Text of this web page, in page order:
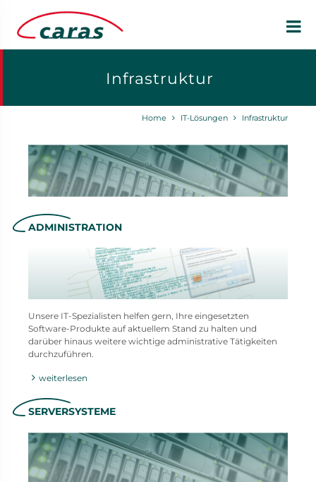
Infrastruktur
Home IT-Lösungen Infrastruktur
ADMINISTRATION
Unsere IT-Spezialisten helfen gern, Ihre eingesetzten
Software-Produkte auf aktuellem Stand zu halten und
darüber hinaus weitere wichtige administrative Tätigkeiten
durchzuführen.
weiterlesen
SERVERSYSTEME